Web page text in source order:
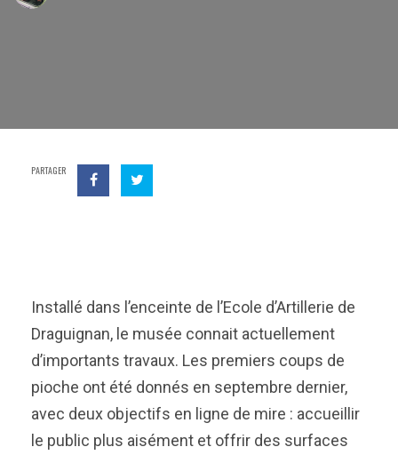
PARTAGER
Installé dans l’enceinte de l’Ecole d’Artillerie de
Draguignan, le musée connait actuellement
d’importants travaux. Les premiers coups de
pioche ont été donnés en septembre dernier,
avec deux objectifs en ligne de mire : accueillir
le public plus aisément et offrir des surfaces